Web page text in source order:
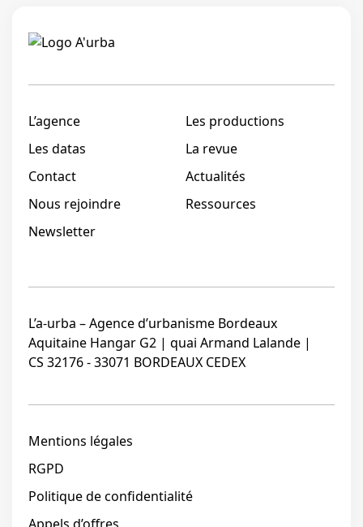
L’agence
Les productions
Les datas
La revue
Contact
Actualités
Nous rejoindre
Ressources
Newsletter
L’a-urba – Agence d’urbanisme Bordeaux
Aquitaine Hangar G2 | quai Armand Lalande |
CS 32176 - 33071 BORDEAUX CEDEX
Mentions légales
RGPD
Politique de confidentialité